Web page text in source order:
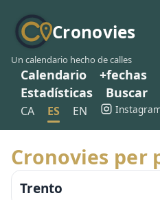
Cronovies
Un calendario hecho de calles
Calendario +fechas
Estadísticas
Buscar
CA ES EN
Cronovies per
Trento